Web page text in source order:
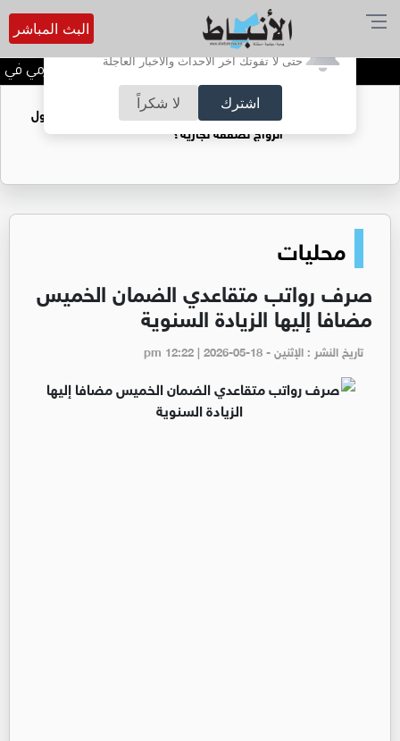
أترغب في تفعيل الإشعارات؟
حتى لا تفوتك آخر الأحداث والأخبار العاجلة
اشترك لا شكراً
البث المباشر
الحاجة خالدة محمود الكرمي في
فتيات يستغللنه لتحقيق مكاسب مادية.. هل تحول
الزواج لصفقة تجارية؟
محليات
صرف رواتب متقاعدي الضمان الخميس
مضافا إليها الزيادة السنوية
تاريخ النشر : الإثنين - pm 12:22 | 2026-05-18